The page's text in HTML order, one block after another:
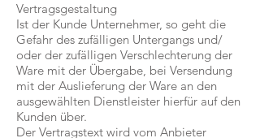
Vertragsgestaltung
Ist der Kunde Unternehmer, so geht die
Gefahr des zufälligen Untergangs und/
oder der zufälligen Verschlechterung der
Ware mit der Übergabe, bei Versendung
mit der Auslieferung der Ware an den
ausgewählten Dienstleister hierfür auf den
Kunden über.
Der Vertragstext wird vom Anbieter